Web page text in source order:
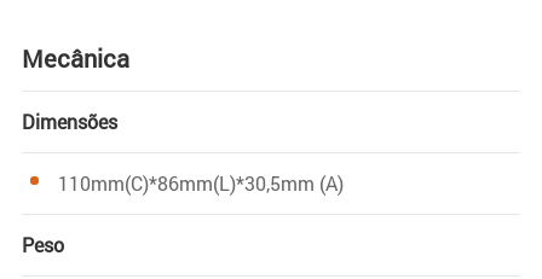
Mecânica
Dimensões
110mm(C)*86mm(L)*30,5mm (A)
Peso